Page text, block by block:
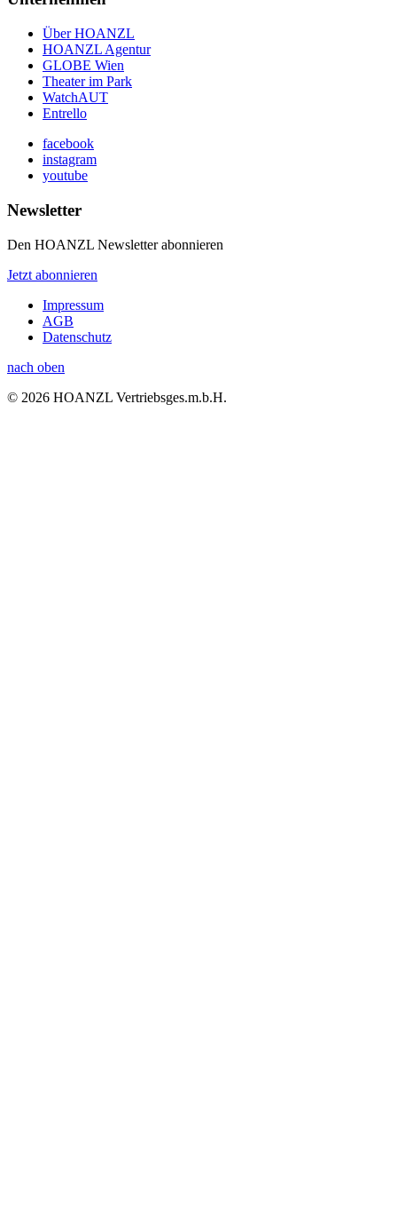
Über HOANZL
HOANZL Agentur
GLOBE Wien
Theater im Park
WatchAUT
Entrello
facebook
instagram
youtube
Newsletter
Den HOANZL Newsletter abonnieren
Jetzt abonnieren
Impressum
AGB
Datenschutz
nach oben
© 2026 HOANZL Vertriebsges.m.b.H.